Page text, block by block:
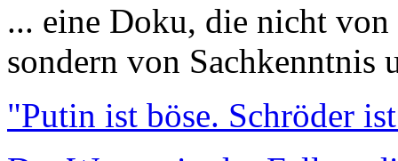
... eine Doku, die nicht
sondern von Sachkenntnis
"Putin ist böse. Schröder